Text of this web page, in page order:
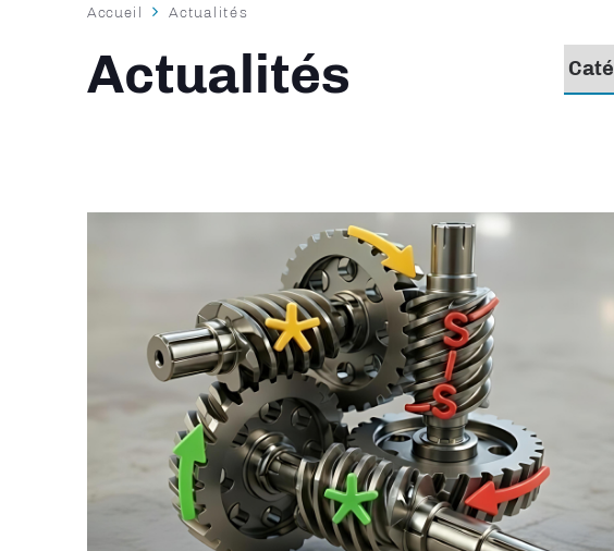
Fil
Accueil Actualités
Actualités